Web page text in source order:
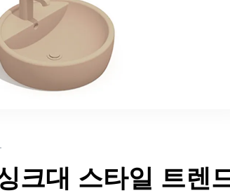
크대 스타일 트렌